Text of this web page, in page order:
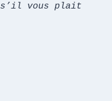
s’il vous plait